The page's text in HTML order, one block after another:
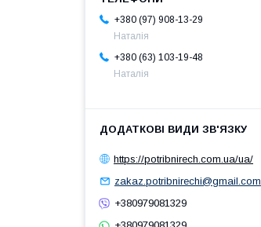
+380 (97) 908-13-29
Наталія
+380 (63) 103-19-48
Наталія
https://potribnirech.com.ua/ua/
zakaz.potribnirechi@gmail.com
+380979081329